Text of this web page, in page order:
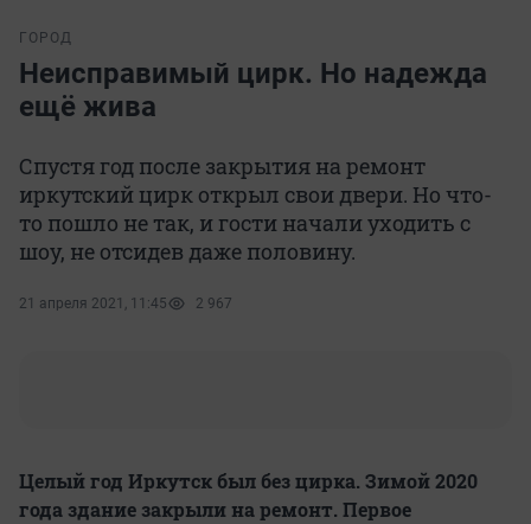
ГОРОД
Неисправимый цирк. Но надежда
ещё жива
Спустя год после закрытия на ремонт
иркутский цирк открыл свои двери. Но что-
то пошло не так, и гости начали уходить с
шоу, не отсидев даже половину.
21 апреля 2021, 11:45 2 967
Целый год Иркутск был без цирка. Зимой 2020
года здание закрыли на ремонт. Первое